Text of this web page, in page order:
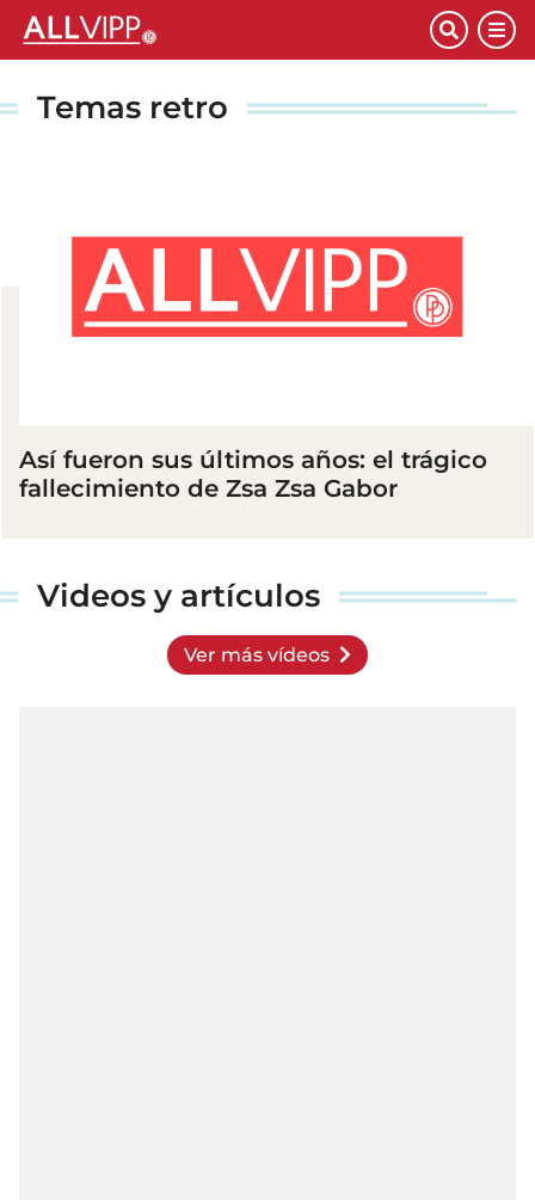
Temas retro
Así fueron sus últimos años: el trágico
fallecimiento de Zsa Zsa Gabor
Videos y artículos
Ver más vídeos